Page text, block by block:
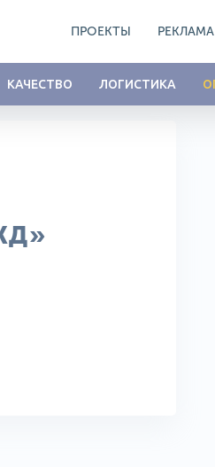
ПРОЕКТЫ РЕКЛАМА
КАЧЕСТВО ЛОГИСТИКА